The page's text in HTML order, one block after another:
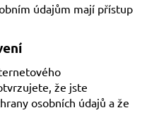
údajům mají přístup
že jste
osobních údajů a že